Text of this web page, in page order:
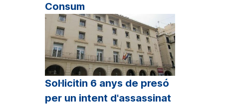
Consum
Sol·licitin 6 anys de presó
per un intent d'assassinat